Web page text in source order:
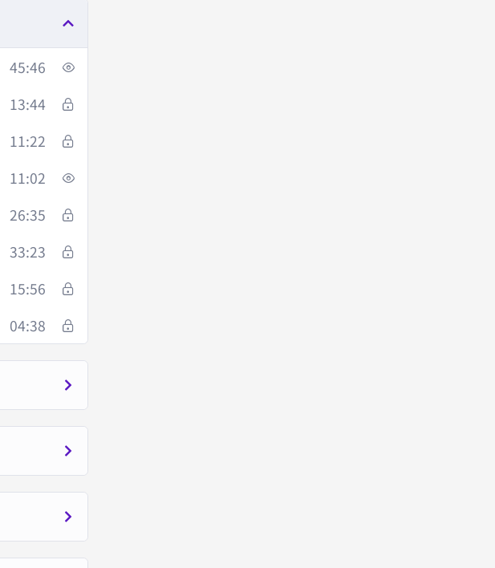
45:46
13:44
11:22
11:02
26:35
33:23
15:56
04:38